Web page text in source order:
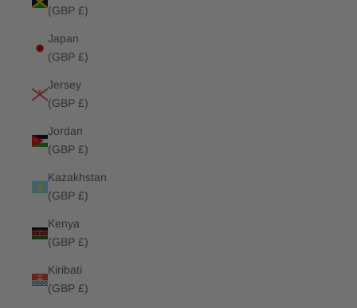
(GBP £)
Japan
(GBP £)
Jersey
(GBP £)
Jordan
(GBP £)
Kazakhstan
(GBP £)
Kenya
(GBP £)
Kiribati
(GBP £)